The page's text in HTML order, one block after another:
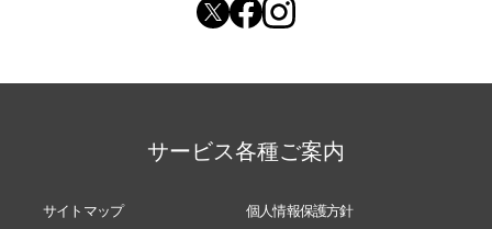
サービス各種ご案内
サイトマップ 個人情報保護方針